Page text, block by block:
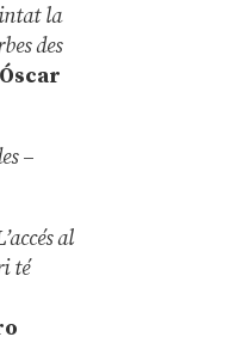
la
des
Óscar
–
al
té